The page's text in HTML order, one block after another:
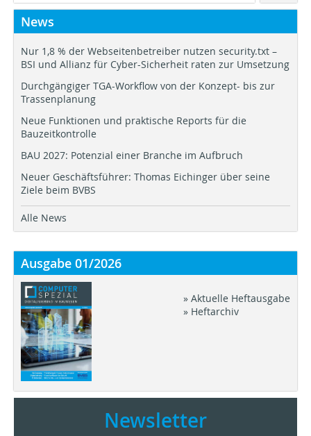
News
Nur 1,8 % der Webseitenbetreiber nutzen security.txt –
BSI und Allianz für Cyber-Sicherheit raten zur Umsetzung
Durchgängiger TGA-Workflow von der Konzept- bis zur
Trassenplanung
Neue Funktionen und praktische Reports für die
Bauzeitkontrolle
BAU 2027: Potenzial einer Branche im Aufbruch
Neuer Geschäftsführer: Thomas Eichinger über seine
Ziele beim BVBS
Alle News
Ausgabe 01/2026
» Aktuelle Heftausgabe
» Heftarchiv
Newsletter